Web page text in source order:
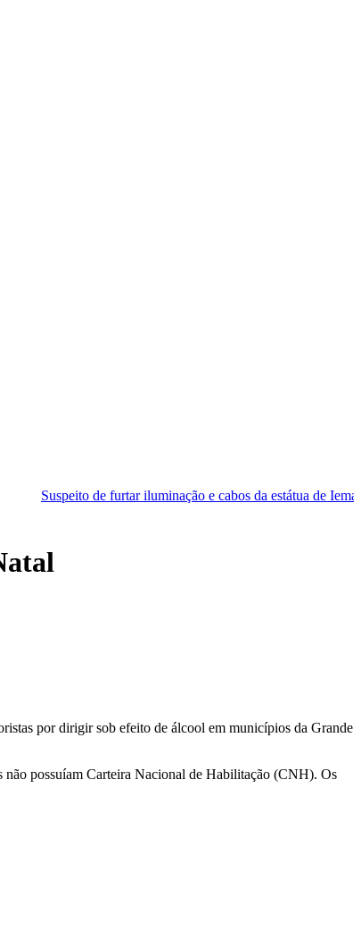
furtar iluminação e cabos da estátua de Iemanjá é preso em
por dirigir sob efeito de álcool em municípios da Grande
não possuíam Carteira Nacional de Habilitação (CNH). Os